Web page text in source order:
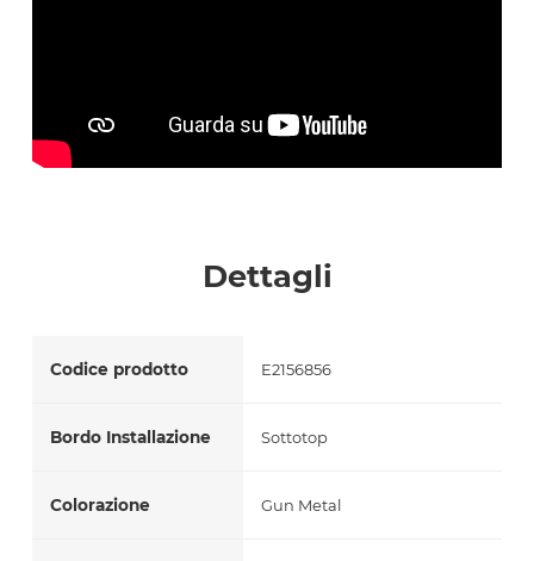
Dettagli
Codice prodotto E2156856
Bordo Installazione Sottotop
Colorazione Gun Metal